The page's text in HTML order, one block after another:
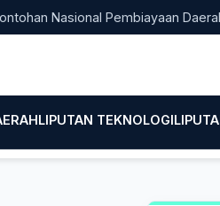
Nasional Pembiayaan Daerah
LIPUTAN TEKNOLOGI